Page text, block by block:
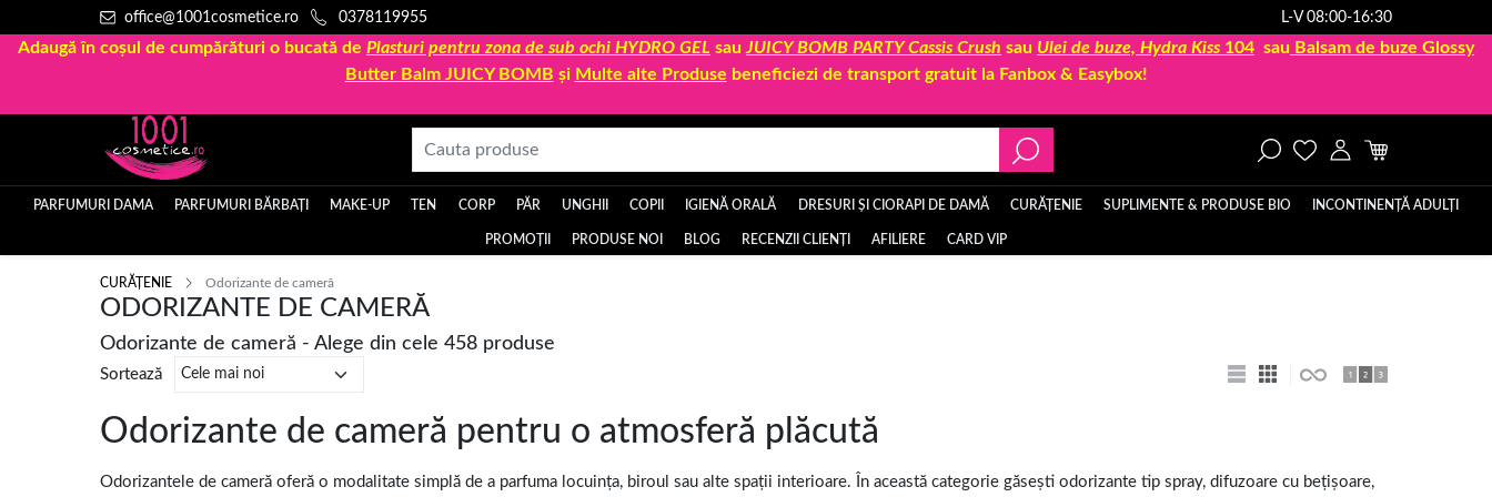
office@1001cosmetice.ro 0378119955 L-V 08:00-16:30
Adaugă în coșul de cumpărături o bucată de Plasturi pentru zona de sub ochi HYDRO GEL sau JUICY BOMB PARTY Cassis Crush sau Ulei de buze, Hydra Kiss 104 sau Balsam de buze Glossy
Butter Balm JUICY BOMB și Multe alte Produse beneficiezi de transport gratuit la Fanbox & Easybox!
PARFUMURI DAMA PARFUMURI BĂRBAȚI MAKE-UP TEN CORP PĂR UNGHII COPII IGIENĂ ORALĂ DRESURI ȘI CIORAPI DE DAMĂ CURĂȚENIE SUPLIMENTE & PRODUSE BIO INCONTINENȚĂ ADULȚI
PROMOȚII PRODUSE NOI BLOG RECENZII CLIENȚI AFILIERE CARD VIP
CURĂȚENIE Odorizante de cameră
ODORIZANTE DE CAMERĂ
Odorizante de cameră - Alege din cele 458 produse
Sortează
Odorizante de cameră pentru o atmosferă plăcută
Odorizantele de cameră oferă o modalitate simplă de a parfuma locuința, biroul sau alte spații interioare. În această categorie găsești odorizante tip spray, difuzoare cu bețișoare,